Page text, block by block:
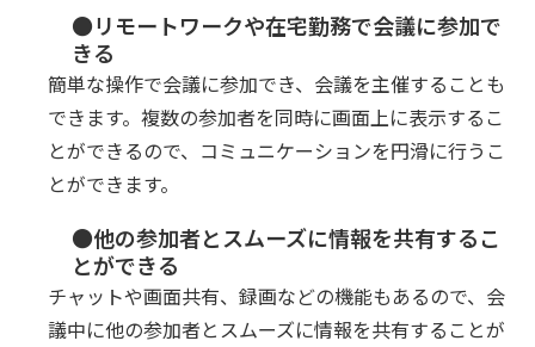
●リモートワークや在宅勤務で会議に参加で
きる
簡単な操作で会議に参加でき、会議を主催することも
できます。複数の参加者を同時に画面上に表示するこ
とができるので、コミュニケーションを円滑に行うこ
とができます。
●他の参加者とスムーズに情報を共有するこ
とができる
チャットや画面共有、録画などの機能もあるので、会
議中に他の参加者とスムーズに情報を共有することが